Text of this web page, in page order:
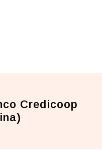
Credicoop